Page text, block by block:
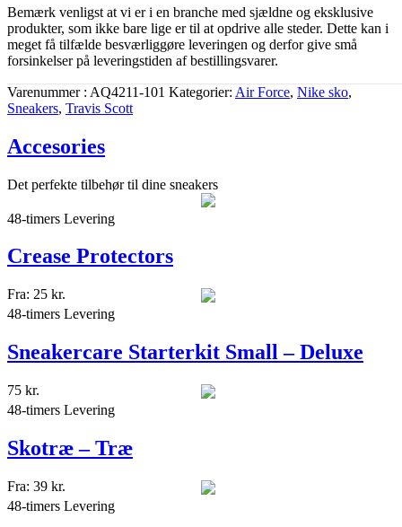
Bemærk venligst at vi er i en branche med sjældne og eksklusive
produkter, som ikke bare lige er til at opdrive alle steder. Dette kan i
meget få tilfælde besværliggøre leveringen og derfor give små
forsinkelser på leveringstiden af bestillingsvarer.
Varenummer AQ4211-101 Kategorier Air Force, Nike sko,
Sneakers, Travis Scott
Accesories
Det perfekte tilbehør til dine sneakers
48-timers Levering
Crease Protectors
Fra: 25 kr.
48-timers Levering
Sneakercare Starterkit Small – Deluxe
75 kr.
48-timers Levering
Skotræ – Træ
Fra: 39 kr.
48-timers Levering